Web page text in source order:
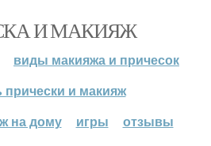
И МАКИЯЖ
виды макияжа и причесок
прически и макияж
на дому
игры отзывы